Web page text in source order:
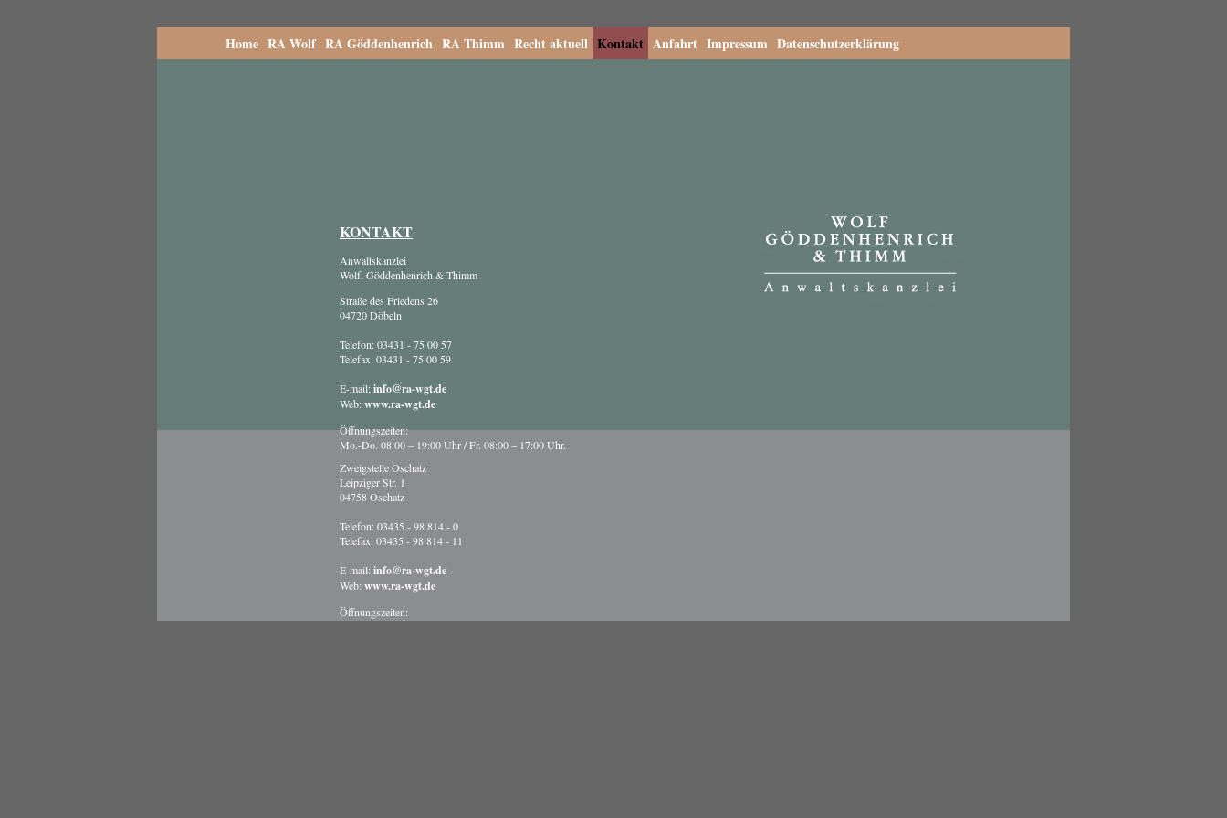
Home RA Wolf RA Göddenhenrich RA Thimm Recht aktuell Kontakt Anfahrt Impressum Datenschutzerklärung
KONTAKT
Anwaltskanzlei
Wolf, Göddenhenrich & Thimm
Straße des Friedens 26
04720 Döbeln
Telefon: 03431 - 75 00 57
Telefax: 03431 - 75 00 59
E-mail:info@ra-wgt.de
Web:www.ra-wgt.de
Öffnungszeiten:
Mo.-Do. 08:00 – 19:00 Uhr / Fr. 08:00 – 17:00 Uhr.
Zweigstelle Oschatz
Leipziger Str. 1
04758 Oschatz
Telefon: 03435 - 98 814 - 0
Telefax: 03435 - 98 814 - 11
E-mail: info@ra-wgt.de
Web: www.ra-wgt.de
Öffnungszeiten: